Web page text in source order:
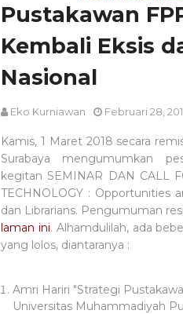
Pustakawan
Kembali Eksis
Nasional
Eko Kurniawan Februari 28,
Kamis, 1 Maret 2018 secara
Surabaya mengumumkan
kegitan SEMINAR DAN CALL
TECHNOLOGY : Opportunities
dan Librarians. Pengumuman
laman ini. Alhamdulilah, ada
yang lolos, diantaranya :
Amri Hariri "Strategi
Universitas Muhammadiyah